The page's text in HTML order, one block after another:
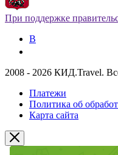
При поддержке
В
2008 - 2026 КИД.Travel.
Платежи
Политика об
Карта сайта